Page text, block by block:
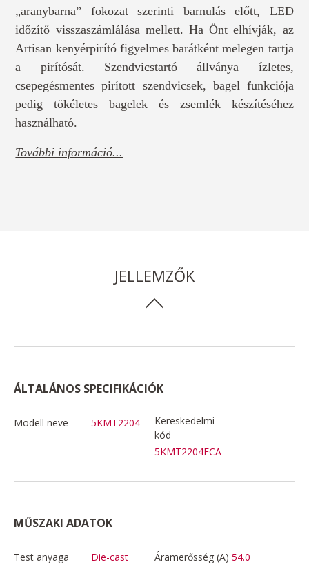
„aranybarna” fokozat szerinti barnulás előtt, LED
időzítő visszaszámlálása mellett. Ha Önt elhívják, az
Artisan kenyérpirító figyelmes barátként melegen tartja
a pirítósát. Szendvicstartó állványa ízletes,
csepegésmentes pirított szendvicsek, bagel funkciója
pedig tökéletes bagelek és zsemlék készítéséhez
használható.
További információ...
JELLEMZŐK
ÁLTALÁNOS SPECIFIKÁCIÓK
Modell neve 5KMT2204
Kereskedelmi
kód
5KMT2204ECA
MŰSZAKI ADATOK
Test anyaga Die-cast Áramerősség (A) 54.0